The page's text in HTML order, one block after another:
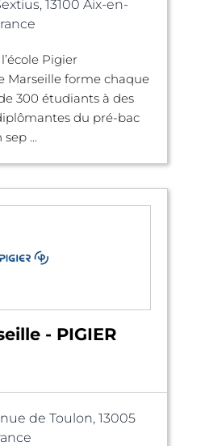
13100 Aix-en-
Pigier
Marseille forme chaque
300 étudiants à des
du pré-bac
sep ...
- PIGIER
de Toulon, 13005